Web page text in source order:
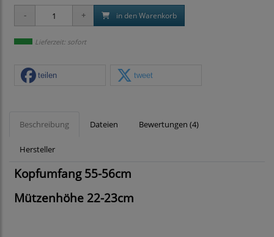
in den Warenkorb
Lieferzeit: sofort
teilen tweet
Beschreibung Dateien Bewertungen (4)
Hersteller
Kopfumfang 55-56cm
Mützenhöhe 22-23cm